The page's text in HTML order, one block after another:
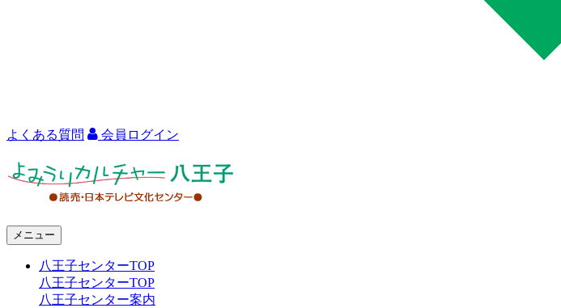
よくある質問 会員ログイン
メニュー
八王子センターTOP
八王子センターTOP
八王子センター案内